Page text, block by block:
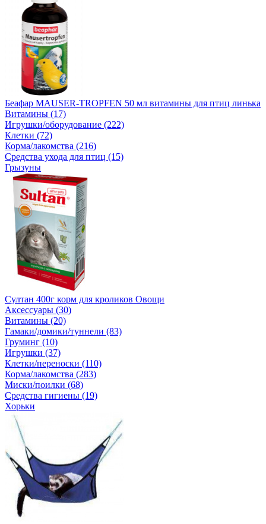
Беафар MAUSER-TROPFEN 50 мл витамины для птиц линька
Витамины (17)
Игрушки/оборудование (222)
Клетки (72)
Корма/лакомства (216)
Средства ухода для птиц (15)
Грызуны
Султан 400г корм для кроликов Овощи
Аксессуары (30)
Витамины (20)
Гамаки/домики/туннели (83)
Груминг (10)
Игрушки (37)
Клетки/переноски (110)
Корма/лакомства (283)
Миски/поилки (68)
Средства гигиены (19)
Хорьки